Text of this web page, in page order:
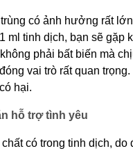
trùng có ảnh hưởng rất
ml tinh dịch, bạn sẽ gặp
phải bất biến mà
vai trò rất quan
hại.
hỗ trợ tình yêu
có trong tinh dịch, do